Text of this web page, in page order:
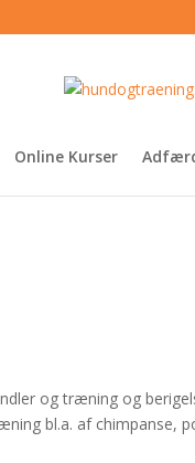
Online Kurser
og træning og
bl.a. af chimpanse,